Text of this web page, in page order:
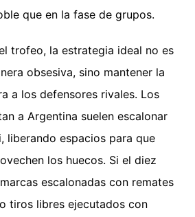
que en la fase de grupos.
trofeo, la estrategia ideal no es
obsesiva, sino mantener la
a los defensores rivales. Los
a Argentina suelen escalonar
liberando espacios para que
los huecos. Si el diez
escalonadas con remates
tiros libres ejecutados con